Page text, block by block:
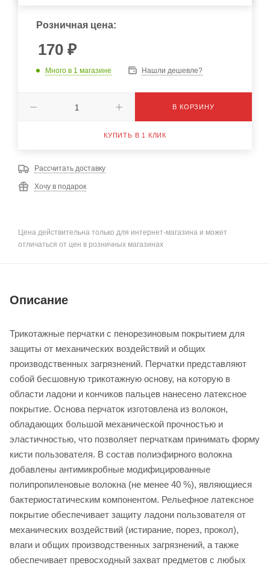
Розничная цена:
170 ₽
Много в 1 магазине Нашли дешевле?
В КОРЗИНУ
КУПИТЬ В 1 КЛИК
Рассчитать доставку
Хочу в подарок
Цена действительна только для интернет-магазина и может
отличаться от цен в розничных магазинах
Описание
Трикотажные перчатки с пенорезиновым покрытием для
защиты от механических воздействий и общих
производственных загрязнений. Перчатки представляют
собой бесшовную трикотажную основу, на которую в
области ладони и кончиков пальцев нанесено латексное
покрытие. Основа перчаток изготовлена из волокон,
обладающих большой механической прочностью и
эластичностью, что позволяет перчаткам принимать форму
кисти пользователя. В состав полиэфирного волокна
добавлены антимикробные модифицированные
полипропиленовые волокна (не менее 40 %), являющиеся
бактериостатическим компонентом. Рельефное латексное
покрытие обеспечивает защиту ладони пользователя от
механических воздействий (истирание, порез, прокол),
влаги и общих производственных загрязнений, а также
обеспечивает превосходный захват предметов с любых